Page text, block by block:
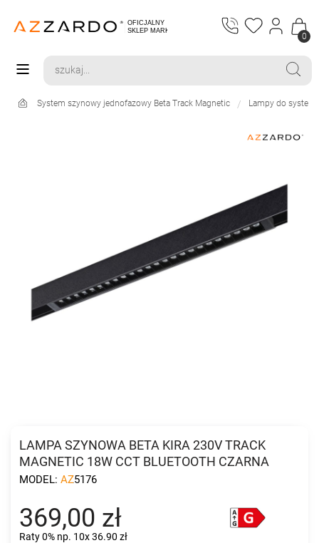
0
System szynowy jednofazowy Beta Track Magnetic Lampy do
LAMPA SZYNOWA BETA KIRA 230V TRACK
MAGNETIC 18W CCT BLUETOOTH CZARNA
MODEL: AZ5176
369,00 zł
Raty 0% np. 10x 36.90 zł